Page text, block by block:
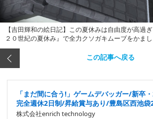
【吉田輝和の絵日記】この夏休みは自由度が高過
２０世紀の夏休み』で全力クソガキムーブをかま
この記事へ戻る
「まだ間に合う!」ゲームデバッガー/新卒
完全週休2日制/昇給賞与あり/豊島区西池袋
株式会社enrich technology